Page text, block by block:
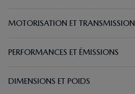
MOTORISATION ET TRANSMISSION
PERFORMANCES ET ÉMISSIONS
DIMENSIONS ET POIDS